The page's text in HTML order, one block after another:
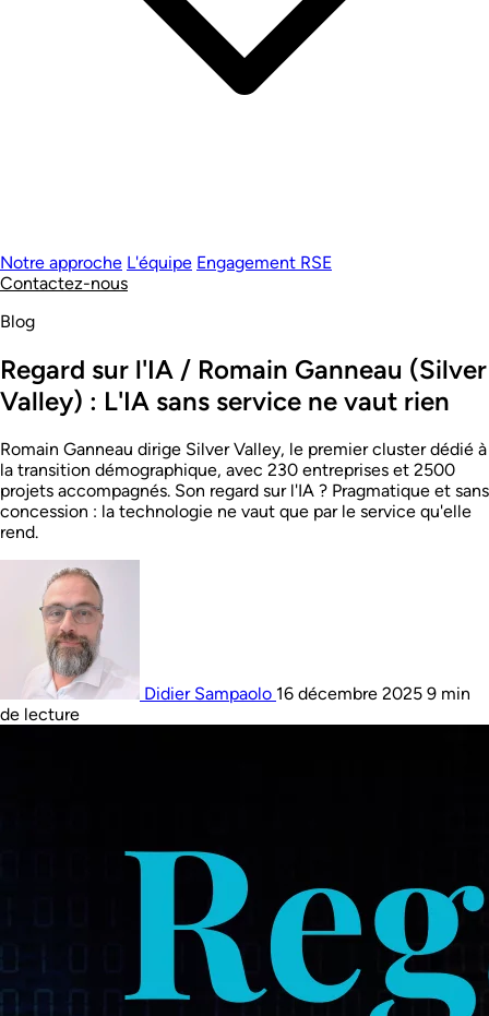
Notre approche L'équipe Engagement RSE
Contactez-nous
Blog
Regard sur l'IA / Romain Ganneau (Silver
Valley) : L'IA sans service ne vaut rien
Romain Ganneau dirige Silver Valley, le premier cluster dédié à
la transition démographique, avec 230 entreprises et 2500
projets accompagnés. Son regard sur l'IA ? Pragmatique et sans
concession : la technologie ne vaut que par le service qu'elle
rend.
Didier Sampaolo 16 décembre 2025 9 min
de lecture